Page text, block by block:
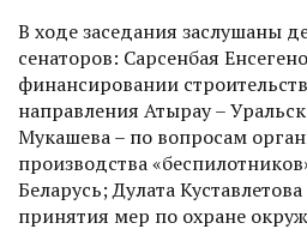
В ходе заседания заслушаны
сенаторов: Сарсенбая
финансировании
направления Атырау –
Мукашева – по вопросам
производства
Беларусь; Дулата
принятия мер по охране